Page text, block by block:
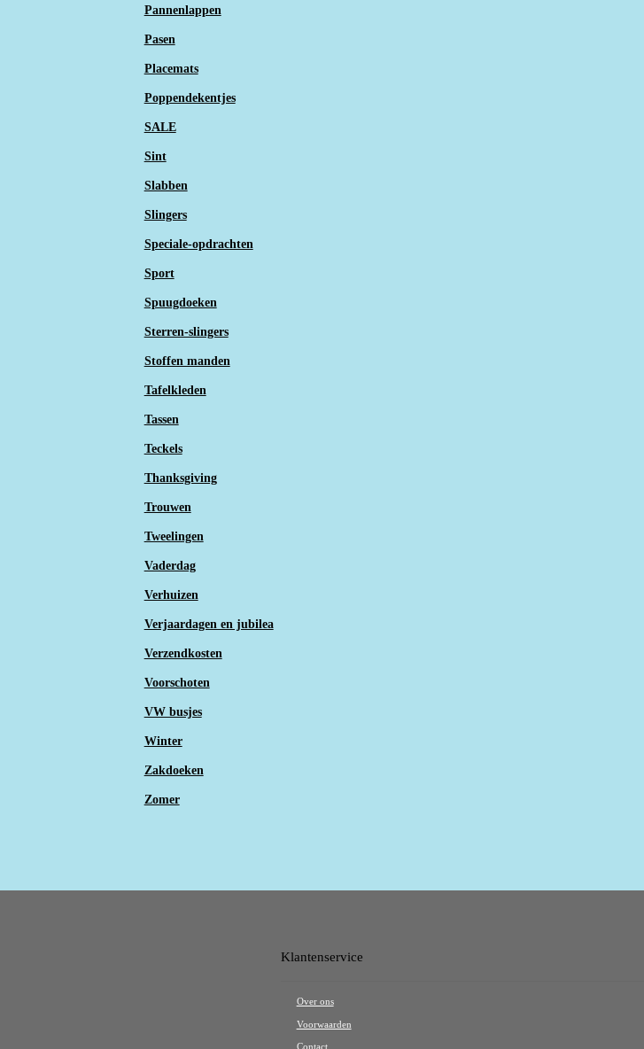
Pannenlappen
Pasen
Placemats
Poppendekentjes
SALE
Sint
Slabben
Slingers
Speciale-opdrachten
Sport
Spuugdoeken
Sterren-slingers
Stoffen manden
Tafelkleden
Tassen
Teckels
Thanksgiving
Trouwen
Tweelingen
Vaderdag
Verhuizen
Verjaardagen en jubilea
Verzendkosten
Voorschoten
VW busjes
Winter
Zakdoeken
Zomer
Klantenservice
Over ons
Voorwaarden